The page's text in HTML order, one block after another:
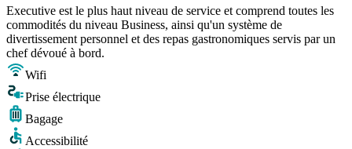
Executive est le plus haut niveau de service et comprend toutes les
commodités du niveau Business, ainsi qu'un système de
divertissement personnel et des repas gastronomiques servis par un
chef dévoué à bord.
Wifi
Prise électrique
Bagage
Accessibilité